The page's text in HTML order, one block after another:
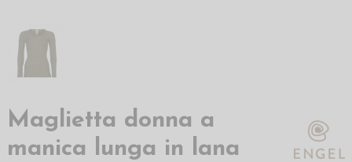
Maglietta donna a
manica lunga in lana